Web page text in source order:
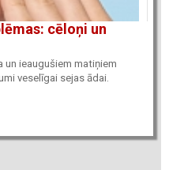
cēloņi un
un ieaugušiem matiņiem
veselīgai sejas ādai.